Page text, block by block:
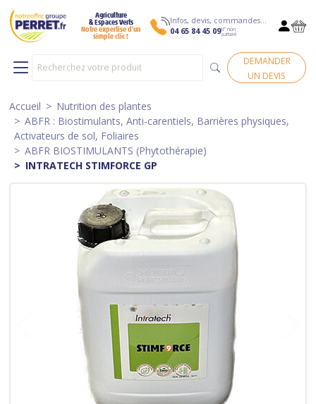
Agriculture
& Espaces Verts
Notre expertise d’un
simple clic !
Infos, devis, commandes…
04 65 84 45 09N° non
surtaxé
DEMANDER
UN DEVIS
Accueil
Nutrition des plantes
ABFR : Biostimulants, Anti-carentiels, Barrières physiques,
Activateurs de sol, Foliaires
ABFR BIOSTIMULANTS (Phytothérapie)
INTRATECH STIMFORCE GP